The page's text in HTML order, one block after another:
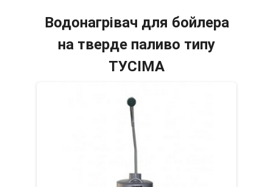
Водонагрівач для бойлера
на тверде паливо типу
ТУСІМА